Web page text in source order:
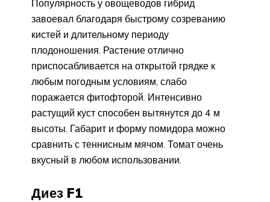
Популярность у овощеводов гибрид
завоевал благодаря быстрому созреванию
кистей и длительному периоду
плодоношения. Растение отлично
приспосабливается на открытой грядке к
любым погодным условиям, слабо
поражается фитофторой. Интенсивно
растущий куст способен вытянутся до 4 м
высоты. Габарит и форму помидора можно
сравнить с теннисным мячом. Томат очень
вкусный в любом использовании.
Диез F1